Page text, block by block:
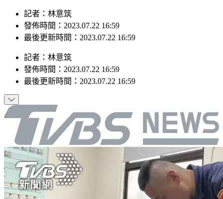
發佈時間：2023.07.22 16:59
最後更新時間：2023.07.22 16:59
發佈時間：2023.07.22 16:59
最後更新時間：2023.07.22 16:59